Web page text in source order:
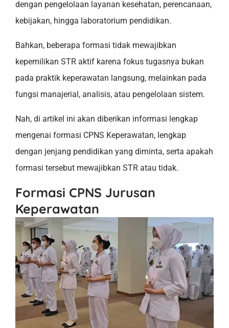
dengan pengelolaan layanan kesehatan, perencanaan,
kebijakan, hingga laboratorium pendidikan.
Bahkan, beberapa formasi tidak mewajibkan
kepemilikan STR aktif karena fokus tugasnya bukan
pada praktik keperawatan langsung, melainkan pada
fungsi manajerial, analisis, atau pengelolaan sistem.
Nah, di artikel ini akan diberikan informasi lengkap
mengenai formasi CPNS Keperawatan, lengkap
dengan jenjang pendidikan yang diminta, serta apakah
formasi tersebut mewajibkan STR atau tidak.
Formasi CPNS Jurusan
Keperawatan